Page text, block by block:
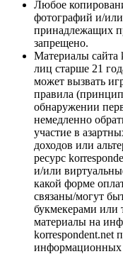
Любое
фотографий и/
принадлежащих
запрещено.
Материалы сайта
лиц старше 21
может вызвать
правила
обнаружении
немедленно
участие в
доходов или
ресурс
и/или
какой форме
связаны/могут
букмекерами или
материалы на
korrespondent.net
информационных